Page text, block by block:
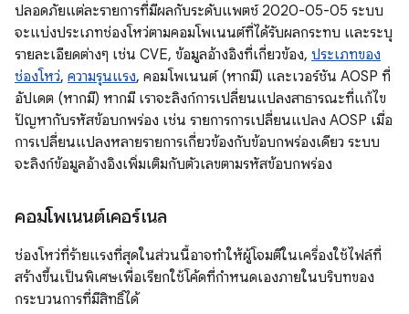
ปลอดภัยแต่ละรายการที่มีผลกับระดับแพตช์ 2020-05-05 ระบบ
จะแบ่งประเภทช่องโหว่ตามคอมโพเนนต์ที่ได้รับผลกระทบ และระบุ
รายละเอียดต่างๆ เช่น CVE, ข้อมูลอ้างอิงที่เกี่ยวข้อง, ประเภทของ
ช่องโหว่, ความรุนแรง, คอมโพเนนต์ (หากมี) และเวอร์ชัน AOSP ที่
อัปเดต (หากมี) หากมี เราจะลิงก์การเปลี่ยนแปลงสาธารณะที่แก้ไข
ปัญหากับรหัสข้อบกพร่อง เช่น รายการการเปลี่ยนแปลง AOSP เมื่อ
การเปลี่ยนแปลงหลายรายการเกี่ยวข้องกับข้อบกพร่องเดียว ระบบ
จะลิงก์ข้อมูลอ้างอิงเพิ่มเติมกับตัวเลขตามรหัสข้อบกพร่อง
คอมโพเนนต์เคอร์เนล
ช่องโหว่ที่ร้ายแรงที่สุดในส่วนนี้อาจทำให้ผู้โจมตีในเครื่องใช้ไฟล์ที่
สร้างขึ้นเป็นพิเศษเพื่อเรียกใช้โค้ดที่กำหนดเองภายในบริบทของ
กระบวนการที่มีสิทธิ์ได้